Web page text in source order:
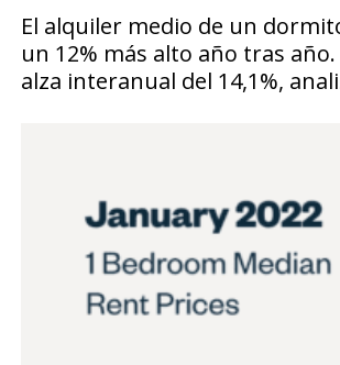
El alquiler medio de un
un 12% más alto año tras
alza interanual del 14,1%,